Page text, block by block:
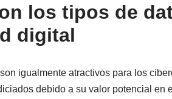
los tipos de
digital
igualmente atractivos para los
debido a su valor potencial en